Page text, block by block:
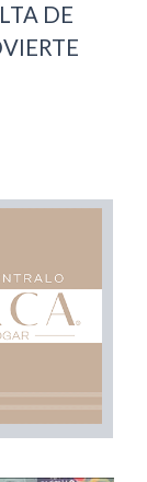
DE